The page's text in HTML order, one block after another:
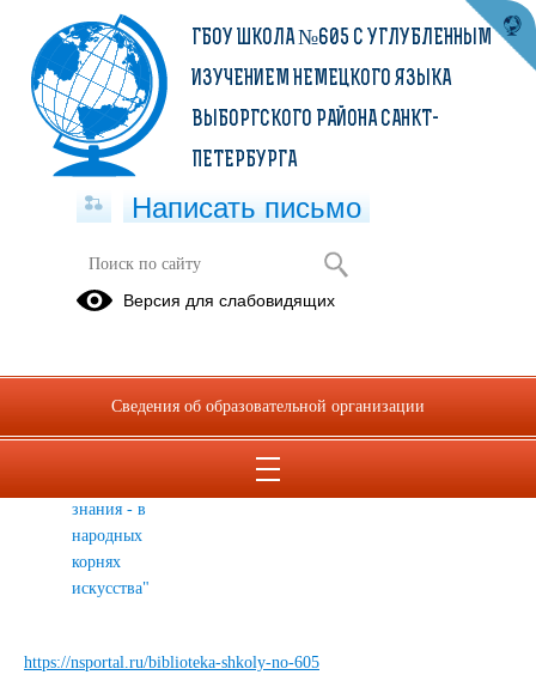
Библиотека школы №605
знания - в
народных
корнях
искусства"
https://nsportal.ru/biblioteka-shkoly-no-605
ГБОУ ШКОЛА №605 С УГЛУБЛЕННЫМ
ИЗУЧЕНИЕМ НЕМЕЦКОГО ЯЗЫКА
ВЫБОРГСКОГО РАЙОНА САНКТ-
ПЕТЕРБУРГА
Написать письмо
Версия для слабовидящих
Сведения об образовательной организации